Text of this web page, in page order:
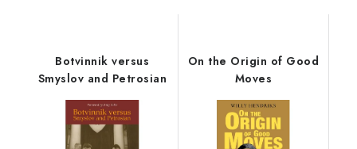
Botvinnik versus
Smyslov and Petrosian
On the Origin of Good
Moves